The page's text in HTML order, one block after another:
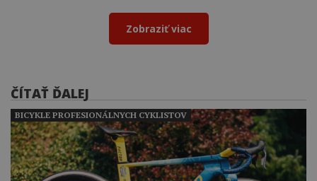
Zobraziť viac
ČÍTAŤ ĎALEJ
BICYKLE PROFESIONÁLNYCH CYKLISTOV